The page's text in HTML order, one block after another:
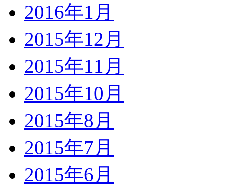
2016年1月
2015年12月
2015年11月
2015年10月
2015年8月
2015年7月
2015年6月